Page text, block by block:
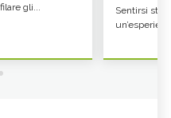
gli...
Sentirsi